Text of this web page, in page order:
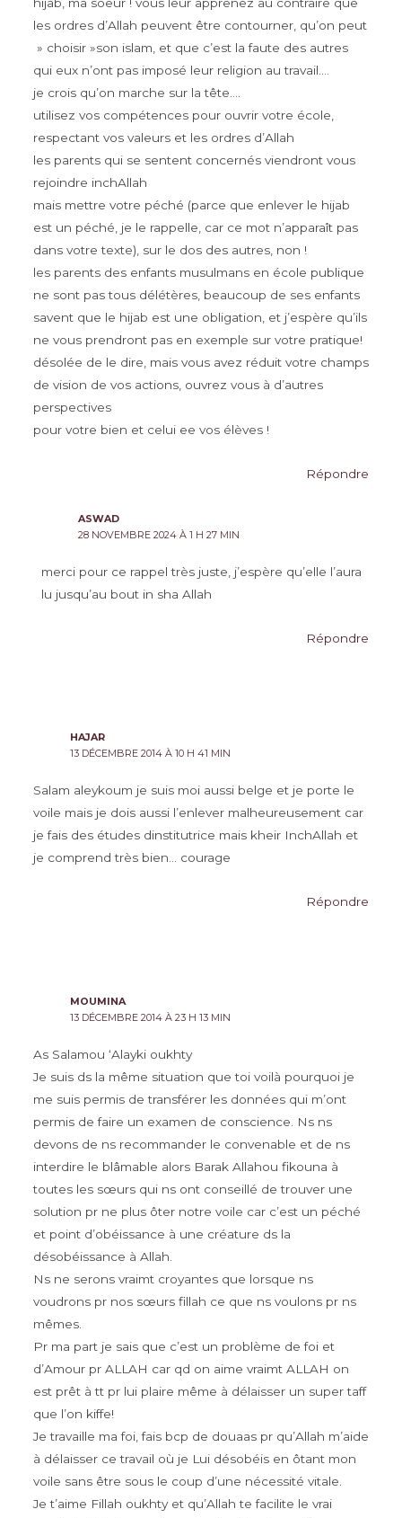
hijab, ma soeur ! vous leur apprenez au contraire que
les ordres d’Allah peuvent être contourner, qu’on peut
» choisir »son islam, et que c’est la faute des autres
qui eux n’ont pas imposé leur religion au travail….
je crois qu’on marche sur la tête….
utilisez vos compétences pour ouvrir votre école,
respectant vos valeurs et les ordres d’Allah
les parents qui se sentent concernés viendront vous
rejoindre inchAllah
mais mettre votre péché (parce que enlever le hijab
est un péché, je le rappelle, car ce mot n’apparaît pas
dans votre texte), sur le dos des autres, non !
les parents des enfants musulmans en école publique
ne sont pas tous délétères, beaucoup de ses enfants
savent que le hijab est une obligation, et j’espère qu’ils
ne vous prendront pas en exemple sur votre pratique!
désolée de le dire, mais vous avez réduit votre champs
de vision de vos actions, ouvrez vous à d’autres
perspectives
pour votre bien et celui ee vos élèves !
Répondre
ASWAD
28 NOVEMBRE 2024 À 1 H 27 MIN
merci pour ce rappel très juste, j’espère qu’elle l’aura
lu jusqu’au bout in sha Allah
Répondre
HAJAR
13 DÉCEMBRE 2014 À 10 H 41 MIN
Salam aleykoum je suis moi aussi belge et je porte le
voile mais je dois aussi l’enlever malheureusement car
je fais des études dinstitutrice mais kheir InchAllah et
je comprend très bien… courage
Répondre
MOUMINA
13 DÉCEMBRE 2014 À 23 H 13 MIN
As Salamou ‘Alayki oukhty
Je suis ds la même situation que toi voilà pourquoi je
me suis permis de transférer les données qui m’ont
permis de faire un examen de conscience. Ns ns
devons de ns recommander le convenable et de ns
interdire le blâmable alors Barak Allahou fikouna à
toutes les sœurs qui ns ont conseillé de trouver une
solution pr ne plus ôter notre voile car c’est un péché
et point d’obéissance à une créature ds la
désobéissance à Allah.
Ns ne serons vraimt croyantes que lorsque ns
voudrons pr nos sœurs fillah ce que ns voulons pr ns
mêmes.
Pr ma part je sais que c’est un problème de foi et
d’Amour pr ALLAH car qd on aime vraimt ALLAH on
est prêt à tt pr lui plaire même à délaisser un super taff
que l’on kiffe!
Je travaille ma foi, fais bcp de douaas pr qu’Allah m’aide
à délaisser ce travail où je Lui désobéis en ôtant mon
voile sans être sous le coup d’une nécessité vitale.
Je t’aime Fillah oukhty et qu’Allah te facilite le vrai